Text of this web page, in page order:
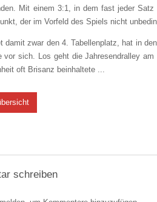
Mit einem 3:1, in dem fast jeder
der im Vorfeld des Spiels nicht
damit zwar den 4. Tabellenplatz, hat in
sich. Los geht die Jahresendralley
oft Brisanz beinhaltete ...
schreiben